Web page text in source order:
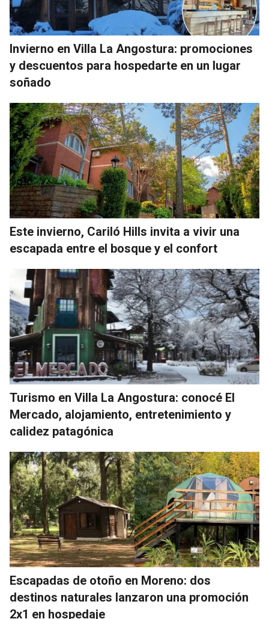
Invierno en Villa La Angostura: promociones
y descuentos para hospedarte en un lugar
soñado
Este invierno, Cariló Hills invita a vivir una
escapada entre el bosque y el confort
Turismo en Villa La Angostura: conocé El
Mercado, alojamiento, entretenimiento y
calidez patagónica
Escapadas de otoño en Moreno: dos
destinos naturales lanzaron una promoción
2x1 en hospedaje